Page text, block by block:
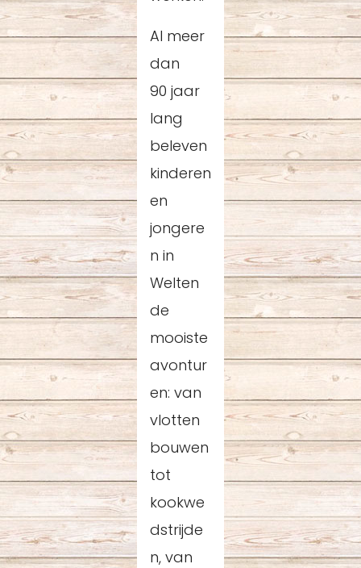
Al meer
dan
90 jaar
lang
beleven
kinderen
en
jongere
n in
Welten
de
mooiste
avontur
en: van
vlotten
bouwen
tot
kookwe
dstrijde
n, van